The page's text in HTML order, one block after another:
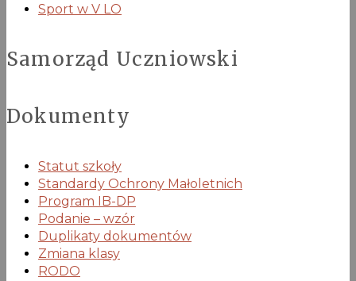
Sport w V LO
Samorząd Uczniowski
Dokumenty
Statut szkoły
Standardy Ochrony Małoletnich
Program IB-DP
Podanie – wzór
Duplikaty dokumentów
Zmiana klasy
RODO